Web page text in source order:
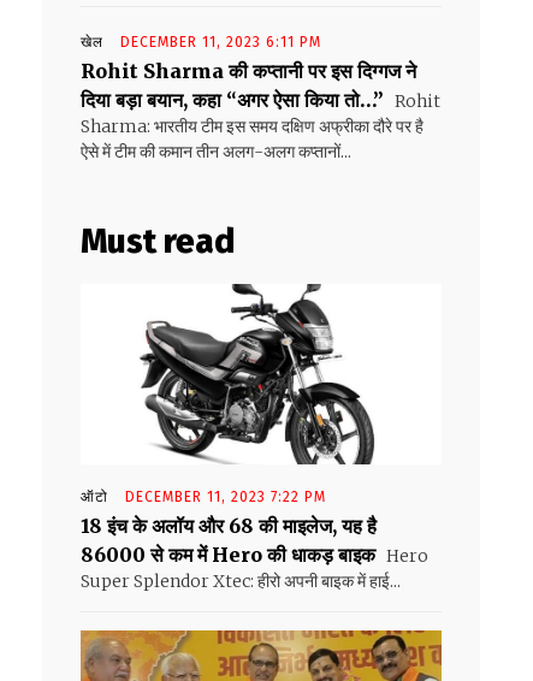
खेल DECEMBER 11, 2023 6:11 PM
Rohit Sharma की कप्तानी पर इस दिग्गज ने
दिया बड़ा बयान, कहा “अगर ऐसा किया तो…” Rohit
Sharma: भारतीय टीम इस समय दक्षिण अफ्रीका दौरे पर है
ऐसे में टीम की कमान तीन अलग-अलग कप्तानों...
Must read
ऑटो DECEMBER 11, 2023 7:22 PM
18 इंच के अलॉय और 68 की माइलेज, यह है
86000 से कम में Hero की धाकड़ बाइक Hero
Super Splendor Xtec: हीरो अपनी बाइक में हाई...